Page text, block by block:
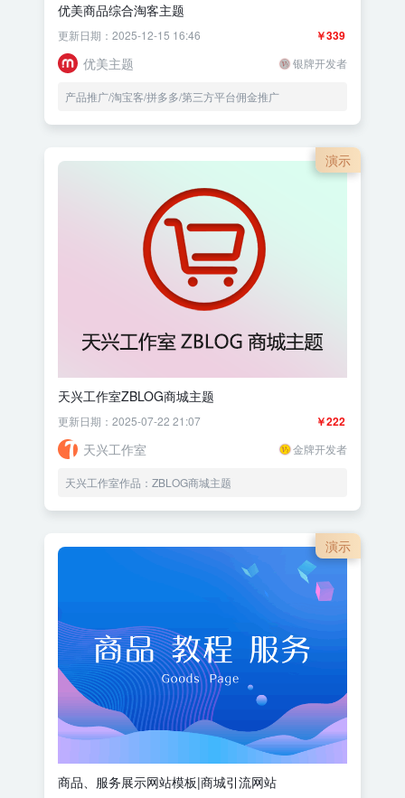
优美商品综合淘客主题
￥339
更新日期：2025-12-15 16:46
优美主题 银牌开发者
产品推广/淘宝客/拼多多/第三方平台佣金推广
演示
天兴工作室ZBLOG商城主题
￥222
更新日期：2025-07-22 21:07
天兴工作室 金牌开发者
天兴工作室作品：ZBLOG商城主题
演示
商品、服务展示网站模板|商城引流网站